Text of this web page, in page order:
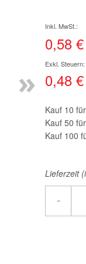
»
0,58 €
0,48 €
Kauf 10 für
Kauf 50 für
Kauf 100
Lieferzeit
-